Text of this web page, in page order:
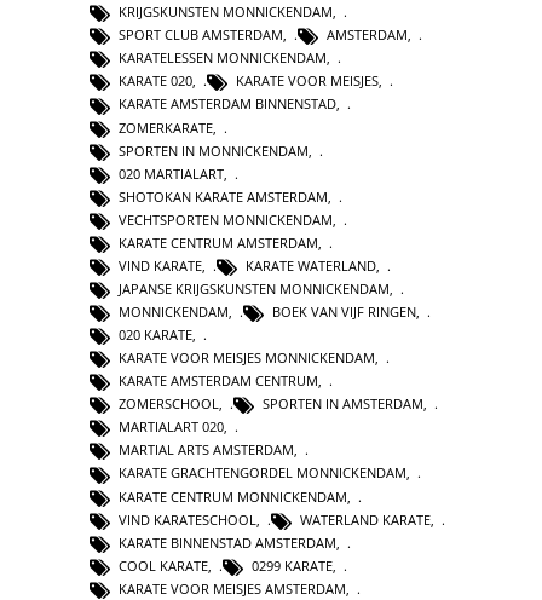
KRIJGSKUNSTEN MONNICKENDAM,
SPORT CLUB AMSTERDAM, AMSTERDAM,
KARATELESSEN MONNICKENDAM,
KARATE 020, KARATE VOOR MEISJES,
KARATE AMSTERDAM BINNENSTAD,
ZOMERKARATE
SPORTEN IN MONNICKENDAM
020 MARTIALART
SHOTOKAN KARATE AMSTERDAM
VECHTSPORTEN MONNICKENDAM
KARATE CENTRUM AMSTERDAM
VIND KARATE
KARATE WATERLAND
JAPANSE KRIJGSKUNSTEN MONNICKENDAM
MONNICKENDAM, BOEK VAN VIJF RINGEN,
020 KARATE,
KARATE VOOR MEISJES MONNICKENDAM,
KARATE AMSTERDAM CENTRUM,
ZOMERSCHOOL, SPORTEN IN AMSTERDAM,
MARTIALART 020,
MARTIAL ARTS AMSTERDAM,
KARATE GRACHTENGORDEL MONNICKENDAM,
KARATE CENTRUM MONNICKENDAM
VIND KARATESCHOOL
WATERLAND KARATE
KARATE BINNENSTAD AMSTERDAM
COOL KARATE
0299 KARATE
KARATE VOOR MEISJES AMSTERDAM